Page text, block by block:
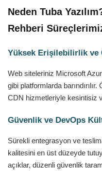
Neden Tuba
Rehberi
Yüksek Erişilebilirlik ve
Web siteleriniz Microsoft
gibi platformlarda
CDN hizmetleriyle kesintisiz
Güvenlik ve DevOps
Sürekli entegrasyon ve
kalitesini en üst düzeyde
açıklar, düzenli güvenlik